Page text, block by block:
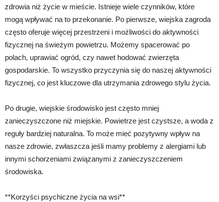
zdrowia niż życie w mieście. Istnieje wiele czynników, które
mogą wpływać na to przekonanie. Po pierwsze, wiejska zagroda
często oferuje więcej przestrzeni i możliwości do aktywności
fizycznej na świeżym powietrzu. Możemy spacerować po
polach, uprawiać ogród, czy nawet hodować zwierzęta
gospodarskie. To wszystko przyczynia się do naszej aktywności
fizycznej, co jest kluczowe dla utrzymania zdrowego stylu życia.
Po drugie, wiejskie środowisko jest często mniej
zanieczyszczone niż miejskie. Powietrze jest czystsze, a woda z
reguły bardziej naturalna. To może mieć pozytywny wpływ na
nasze zdrowie, zwłaszcza jeśli mamy problemy z alergiami lub
innymi schorzeniami związanymi z zanieczyszczeniem
środowiska.
**Korzyści psychiczne życia na wsi**